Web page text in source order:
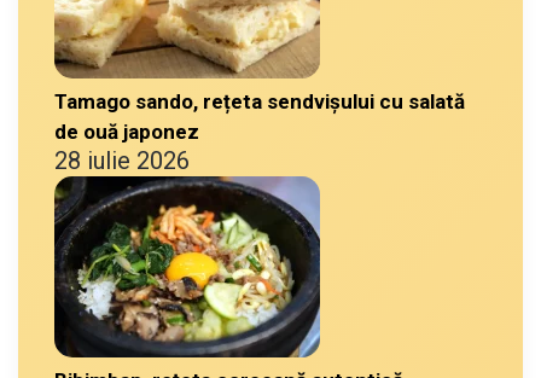
Tamago sando, rețeta sendvișului cu salată
de ouă japonez
28 iulie 2026